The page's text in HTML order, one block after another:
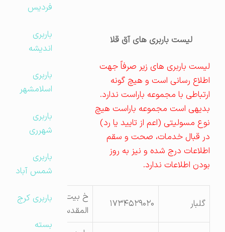
لیست باربری های آق قلا
لیست باربری های زیر صرفاً جهت
اطلاع رسانی است و هیچ گونه
ارتباطی با مجموعه باراست ندارد.
بدیهی است مجموعه باراست هیچ
نوع مسولیتی (اعم از تایید یا رد)
در قبال خدمات، صحت و سقم
اطلاعات درج شده و نیز به روز
بودن اطلاعات ندارد.
۱۷۳۴۵۲۹۰۲۰
خ بیت
المقدس
فردیس
باربری
اندیشه
باربری
اسلامشهر
باربری
شهرری
باربری
شمس آباد
باربری کرج
بسته